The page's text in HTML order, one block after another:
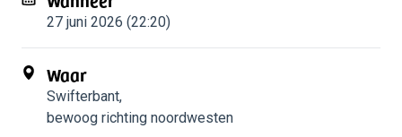
27 juni 2026 (22:20)
Waar
Swifterbant,
bewoog richting noordwesten